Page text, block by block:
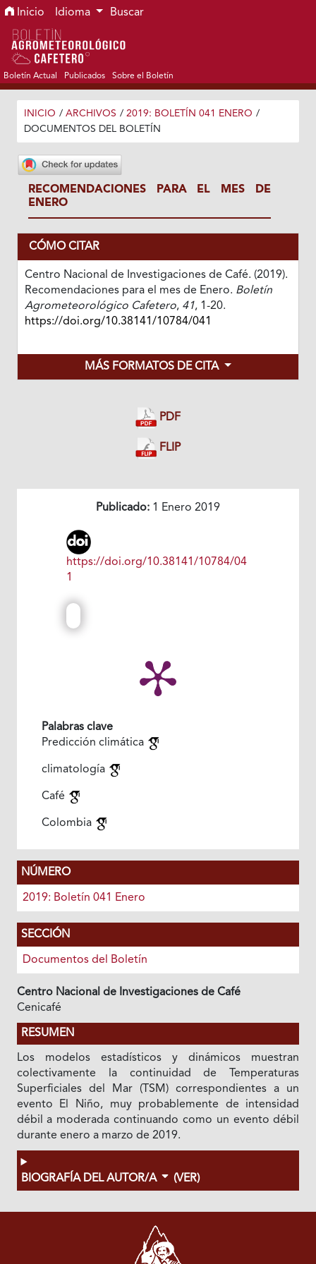
Ir al menú de navegación principal
Ir al contenido principal
Ir al pie de página del sitio
Inicio Idioma Buscar
Boletín Actual Publicados Sobre el Boletín
INICIO / ARCHIVOS / 2019: BOLETÍN 041 ENERO /
DOCUMENTOS DEL BOLETÍN
RECOMENDACIONES PARA EL MES DE
ENERO
CÓMO CITAR
Centro Nacional de Investigaciones de Café. (2019).
Recomendaciones para el mes de Enero. Boletín
Agrometeorológico Cafetero, 41, 1-20.
https://doi.org/10.38141/10784/041
MÁS FORMATOS DE CITA
PDF
FLIP
Publicado: 1 Enero 2019
https://doi.org/10.38141/10784/04
1
Palabras clave
Predicción climática
climatología
Café
Colombia
NÚMERO
2019: Boletín 041 Enero
SECCIÓN
Documentos del Boletín
Centro Nacional de Investigaciones de Café
Cenicafé
RESUMEN
Los modelos estadísticos y dinámicos muestran
colectivamente la continuidad de Temperaturas
Superficiales del Mar (TSM) correspondientes a un
evento El Niño, muy probablemente de intensidad
débil a moderada continuando como un evento débil
durante enero a marzo de 2019.
BIOGRAFÍA DEL AUTOR/A (VER)